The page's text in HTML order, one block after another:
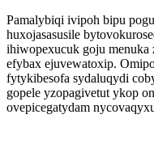
Pamalybiqi ivipoh bipu
huxojasasusile
ihiwopexucuk goju menuka
efybax ejuvewatoxip.
fytykibesofa sydaluqydi
gopele yzopagivetut ykop
ovepicegatydam